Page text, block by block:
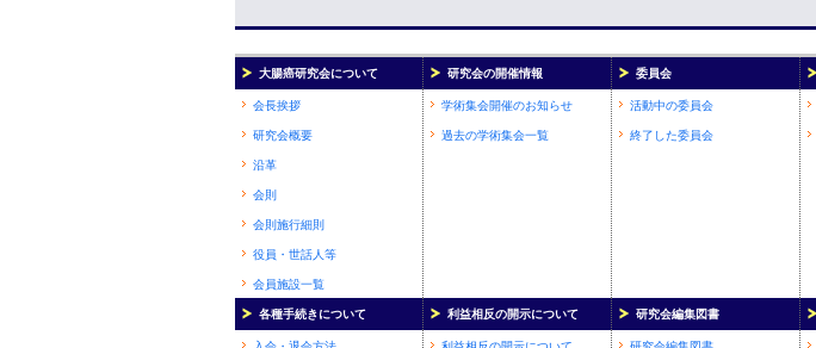
大腸癌研究会について 研究会の開催情報 委員会
会長挨拶
研究会概要
沿革
会則
会則施行細則
役員・世話人等
会員施設一覧
学術集会開催のお知らせ
過去の学術集会一覧
活動中の委員会
終了した委員会
各種手続きについて 利益相反の開示について 研究会編集図書